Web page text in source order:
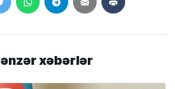
Bənzər xəbərlər